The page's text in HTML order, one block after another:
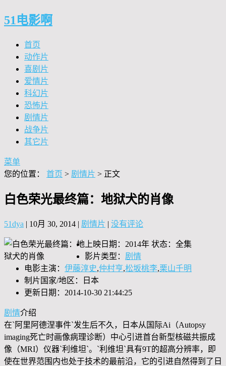
51电影啊
首页
动作片
喜剧片
爱情片
科幻片
恐怖片
剧情片
战争片
其它片
菜单
您的位置： 首页 > 剧情片 > 正文
白色荣光最终篇：地狱犬的肖像
51dya | 10月 30, 2014 | 剧情片 | 没有评论
上映日期：2014年 状态：全集
影片类型： 剧情
电影主演： 伊藤淳史,仲村亨,松坂桃李,栗山千明
制片国家/地区：日本
更新日期：2014-10-30 21:44:25
剧情介绍
在`阿里阿德涅事件`发生后不久，日本从国际Ai（Autopsy
imaging死亡时画像病理诊断）中心引进首台新型核磁共振成
像（MRI）仪器`利维坦`。`利维坦`具有9T的超高分辨率，即
使在世界范围内也处于技术的最前沿，它的引进自然得到了日